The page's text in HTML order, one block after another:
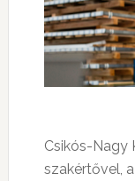
Csikós-Nagy
szakértővel,